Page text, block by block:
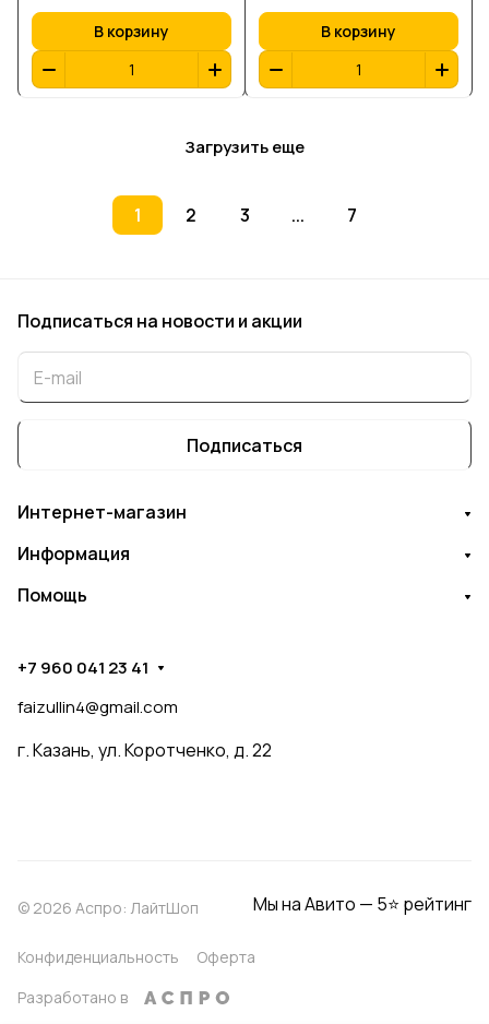
ГОДОВ - РЕДКАЯ
ПЛАСТИНКА!!!
В корзину В корзину
Загрузить еще
1 2 3 ... 7
Подписаться на новости и акции
Подписаться
Интернет-магазин
Информация
Помощь
+7 960 041 23 41
faizullin4@gmail.com
г. Казань, ул. Коротченко, д. 22
© 2026 Аспро: ЛайтШоп Мы на Авито — 5⭐ рейтинг
Конфиденциальность
Оферта
Разработано в